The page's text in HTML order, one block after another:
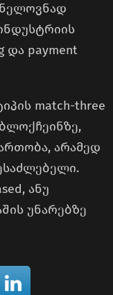
და payment
match-three
არამედ
ანუ
უნარებზე